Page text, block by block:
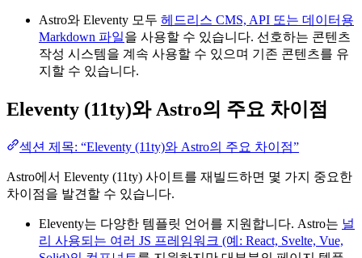
Astro와 Eleventy 모두 헤드리스 CMS, API 또는 데이터용
Markdown 파일을 사용할 수 있습니다. 선호하는 콘텐츠
작성 시스템을 계속 사용할 수 있으며 기존 콘텐츠를 유
지할 수 있습니다.
Eleventy (11ty)와 Astro의 주요 차이점
섹션 제목: “Eleventy (11ty)와 Astro의 주요 차이점”
Astro에서 Eleventy (11ty) 사이트를 재빌드하면 몇 가지 중요한
차이점을 발견할 수 있습니다.
Eleventy는 다양한 템플릿 언어를 지원합니다. Astro는 널
리 사용되는 여러 JS 프레임워크 (예: React, Svelte, Vue,